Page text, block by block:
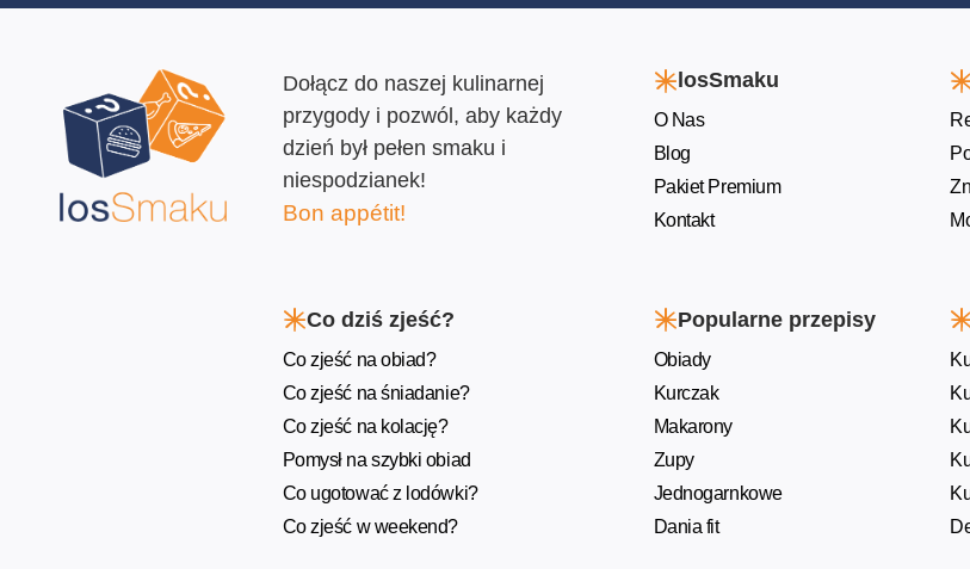
Dołącz do naszej kulinarnej
przygody i pozwól, aby każdy
dzień był pełen smaku i
niespodzianek!
Bon appétit!
losSmaku
O Nas
Blog
Pakiet Premium
Kontakt
Co dziś zjeść?
Co zjeść na obiad?
Co zjeść na śniadanie?
Co zjeść na kolację?
Pomysł na szybki obiad
Co ugotować z lodówki?
Co zjeść w weekend?
Popularne przepisy
Obiady
Kurczak
Makarony
Zupy
Jednogarnkowe
Dania fit